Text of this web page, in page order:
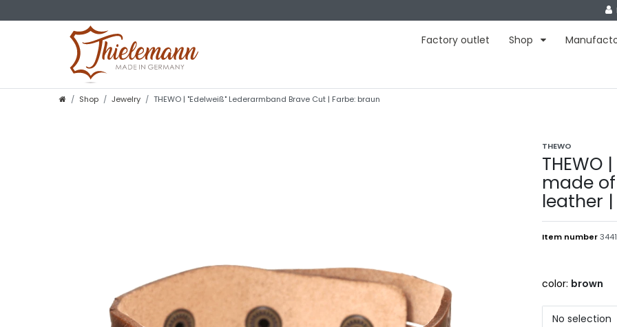
Factory outlet Shop
Shop Jewelry THEWO | "Edelweiß" Lederarmband Brave Cut | Farbe: braun
THEWO
THEWO
made
leather
Item number
color: brown
No selection